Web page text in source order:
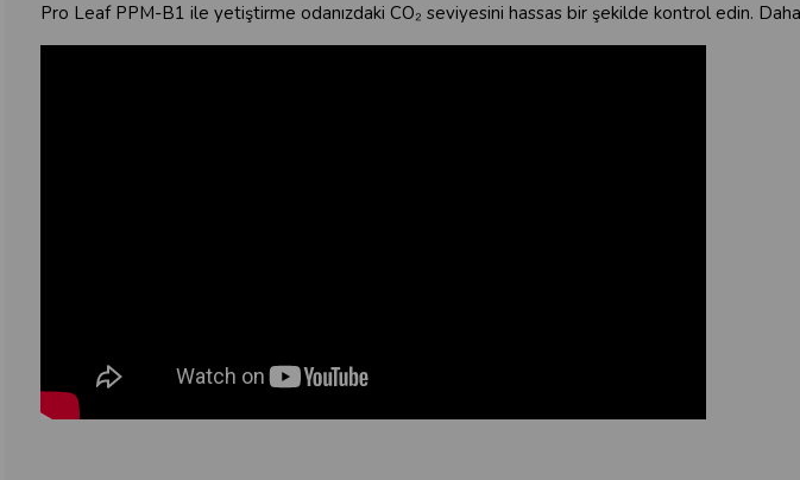
Pro Leaf PPM-B1 ile yetiştirme odanızdaki CO₂ seviyesini hassas bir şekilde kontrol edin. Daha